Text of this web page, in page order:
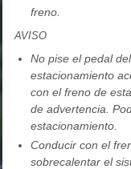
freno.
AVISO
No pise el pedal
estacionamiento
con el freno de
de advertencia.
estacionamiento.
Conducir con el
sobrecalentar el